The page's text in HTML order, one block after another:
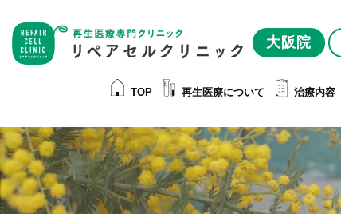
大阪院
TOP 再生医療について 治療内容